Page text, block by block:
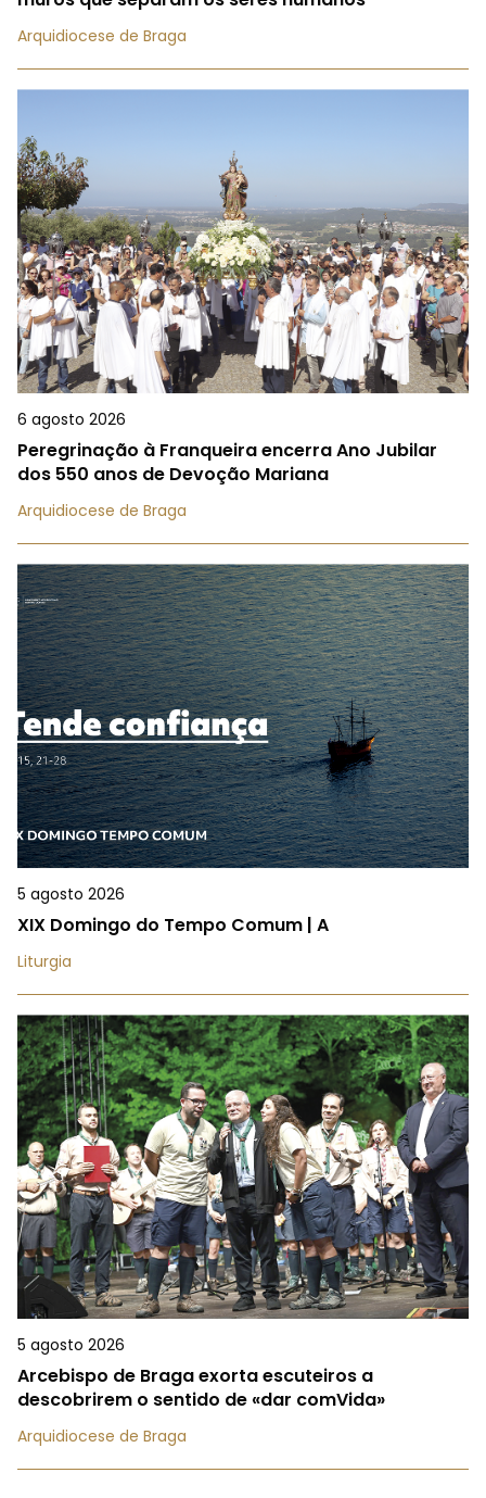
Arquidiocese de Braga
6 agosto 2026
Peregrinação à Franqueira encerra Ano Jubilar
dos 550 anos de Devoção Mariana
Arquidiocese de Braga
5 agosto 2026
XIX Domingo do Tempo Comum | A
Liturgia
5 agosto 2026
Arcebispo de Braga exorta escuteiros a
descobrirem o sentido de «dar comVida»
Arquidiocese de Braga